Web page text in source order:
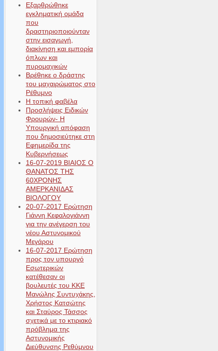
Εξαρθρώθηκε
εγκληματική ομάδα
που
δραστηριοποιούνταν
στην εισαγωγή,
διακίνηση και εμπορία
όπλων και
πυρομαχικών
Βρέθηκε ο δράστης
του μαχαιρώματος στο
Ρέθυμνο
Η τοπική φαβέλα
Προσλήψεις Ειδικών
Φρουρών- Η
Υπουργική απόφαση
που δημοσιεύτηκε στη
Εφημερίδα της
Κυβερνήσεως
16-07-2019 ΒΙΑΙΟΣ Ο
ΘΑΝΑΤΟΣ ΤΗΣ
60ΧΡΟΝΗΣ
ΑΜΕΡΚΑΝΙΔΑΣ
ΒΙΟΛΟΓΟΥ
20-07-2017 Ερώτηση
Γιάννη Κεφαλογιάννη
για την ανέγερση του
νέου Αστυνομικού
Μεγάρου
16-07-2017 Ερώτηση
προς τον υπουργό
Εσωτερικών
κατέθεσαν οι
βουλευτές του ΚΚΕ
Μανώλης Συντυχάκης,
Χρήστος Κατσώτης
και Σταύρος Τάσσος
σχετικά με το κτιριακό
πρόβλημα της
Αστυνομικής
Διεύθυνσης Ρεθύμνου